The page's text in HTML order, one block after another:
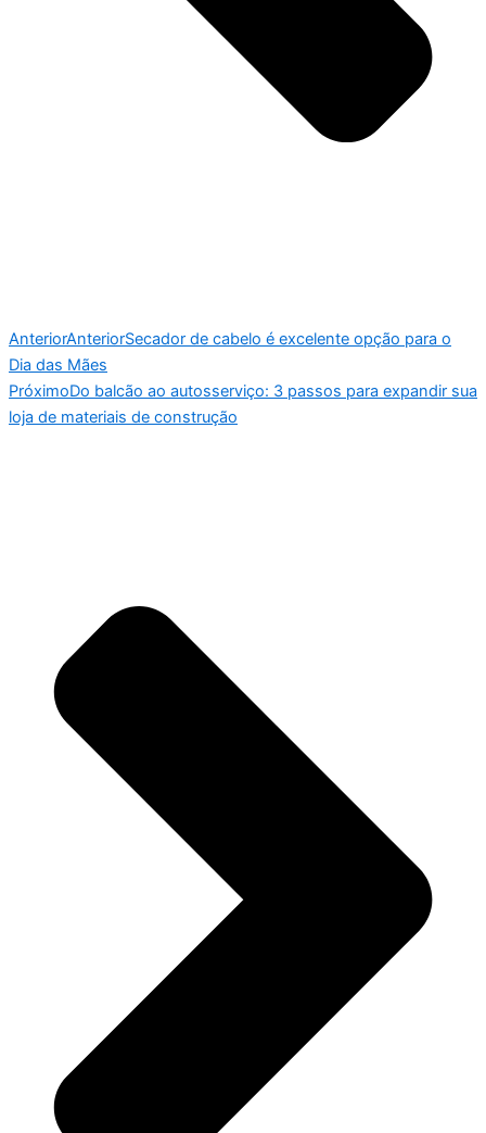
AnteriorAnteriorSecador de cabelo é excelente opção para o
Dia das Mães
PróximoDo balcão ao autosserviço: 3 passos para expandir sua
loja de materiais de construção